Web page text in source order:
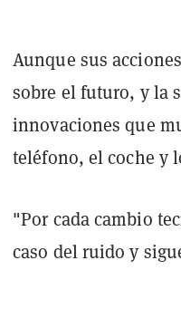
Aunque sus
sobre el futuro, y la
innovaciones que
teléfono, el coche y
"Por cada cambio
caso del ruido y